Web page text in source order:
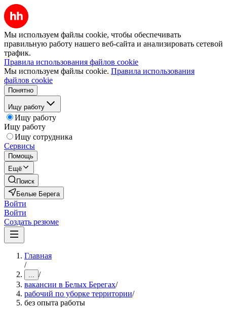
Мы используем файлы cookie, чтобы обеспечивать
правильную работу нашего веб-сайта и анализировать сетевой
трафик.
Правила использования файлов cookie
Мы используем файлы cookie. Правила использования
файлов cookie
Понятно
Ищу работу
Ищу работу
Ищу работу
Ищу сотрудника
Сервисы
Помощь
Ещё
Поиск
Белые Берега
Войти
Войти
Создать резюме
Главная
/
... /
вакансии в Белых Берегах/
рабочий по уборке территории/
без опыта работы